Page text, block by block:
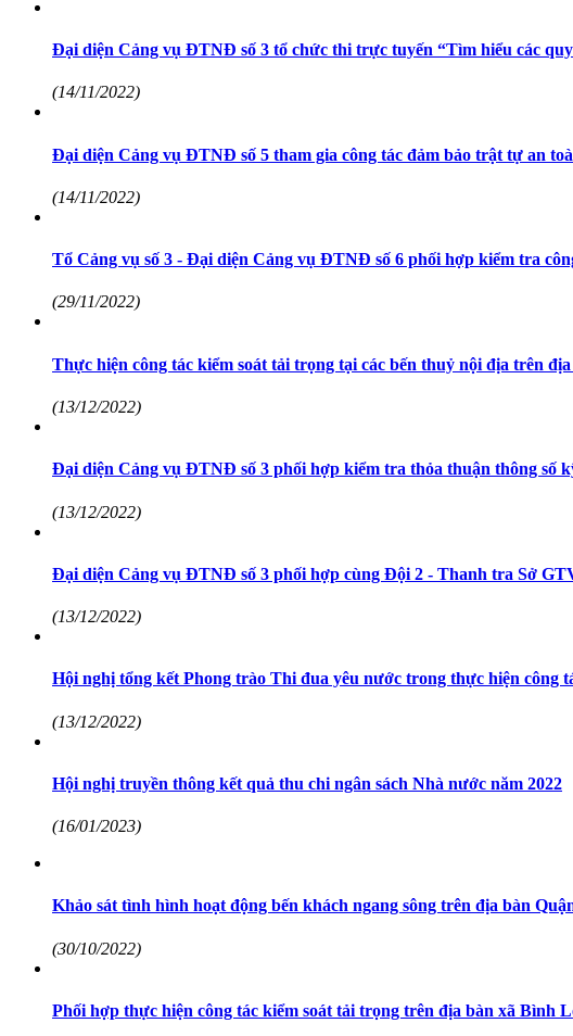
Đại diện Cảng vụ ĐTNĐ số 3 tổ chức thi trực tuyến “Tìm hiểu các
(14/11/2022)
Đại diện Cảng vụ ĐTNĐ số 5 tham gia công tác đảm bảo trật tự an
(14/11/2022)
Tổ Cảng vụ số 3 - Đại diện Cảng vụ ĐTNĐ số 6 phối hợp kiểm tra
(29/11/2022)
Thực hiện công tác kiểm soát tải trọng tại các bến thuỷ nội địa trên
(13/12/2022)
Đại diện Cảng vụ ĐTNĐ số 3 phối hợp kiểm tra thỏa thuận thông số
(13/12/2022)
Đại diện Cảng vụ ĐTNĐ số 3 phối hợp cùng Đội 2 - Thanh tra Sở
(13/12/2022)
Hội nghị tổng kết Phong trào Thi đua yêu nước trong thực hiện công
(13/12/2022)
Hội nghị truyền thông kết quả thu chi ngân sách Nhà nước năm 2022
(16/01/2023)
Khảo sát tình hình hoạt động bến khách ngang sông trên địa bàn
(30/10/2022)
Phối hợp thực hiện công tác kiểm soát tải trọng trên địa bàn xã